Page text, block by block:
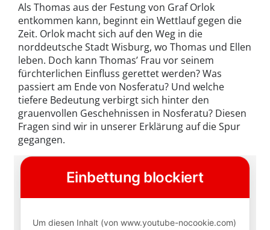
Als Thomas aus der Festung von Graf Orlok
entkommen kann, beginnt ein Wettlauf gegen die
Zeit. Orlok macht sich auf den Weg in die
norddeutsche Stadt Wisburg, wo Thomas und Ellen
leben. Doch kann Thomas’ Frau vor seinem
fürchterlichen Einfluss gerettet werden? Was
passiert am Ende von Nosferatu? Und welche
tiefere Bedeutung verbirgt sich hinter den
grauenvollen Geschehnissen in Nosferatu? Diesen
Fragen sind wir in unserer Erklärung auf die Spur
gegangen.